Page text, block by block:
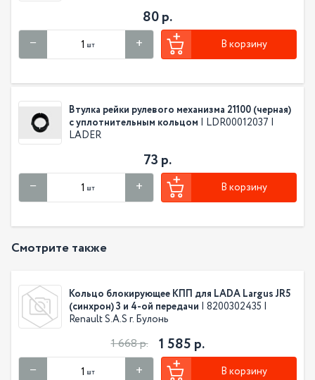
80 р.
шт В корзину
Втулка рейки рулевого механизма 21100 (черная)
с уплотнительным кольцом | LDR00012037 |
LADER
73 р.
шт В корзину
Смотрите также
Кольцо блокирующее КПП для LADA Largus JR5
(синхрон) 3 и 4-ой передачи | 8200302435 |
Renault S.A.S г. Булонь
1 668 р. 1 585 р.
шт В корзину